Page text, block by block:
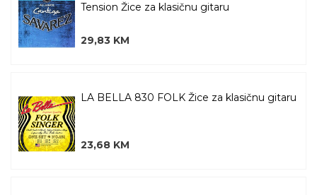
Tension Žice za klasičnu gitaru
29,83 KM
LA BELLA 830 FOLK Žice za klasičnu gitaru
23,68 KM